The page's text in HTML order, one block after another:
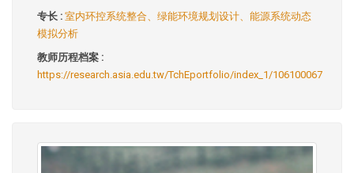
专长 : 室内环控系统整合、绿能环境规划设计、能源系统动态
模拟分析
教师历程档案 :
https://research.asia.edu.tw/TchEportfolio/index_1/106100067